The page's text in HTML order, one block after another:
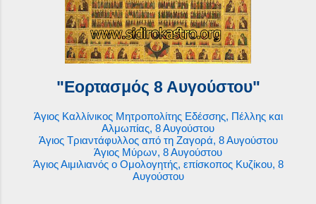
"Εορτασμός 8 Αυγούστου"
Άγιος Καλλίνικος Μητροπολίτης Εδέσσης, Πέλλης και
Αλμωπίας, 8 Αυγούστου
Άγιος Τριαντάφυλλος από τη Ζαγορά, 8 Αυγούστου
Άγιος Μύρων, 8 Αυγούστου
Άγιος Αιμιλιανός ο Ομολογητής, επίσκοπος Κυζίκου, 8
Αυγούστου